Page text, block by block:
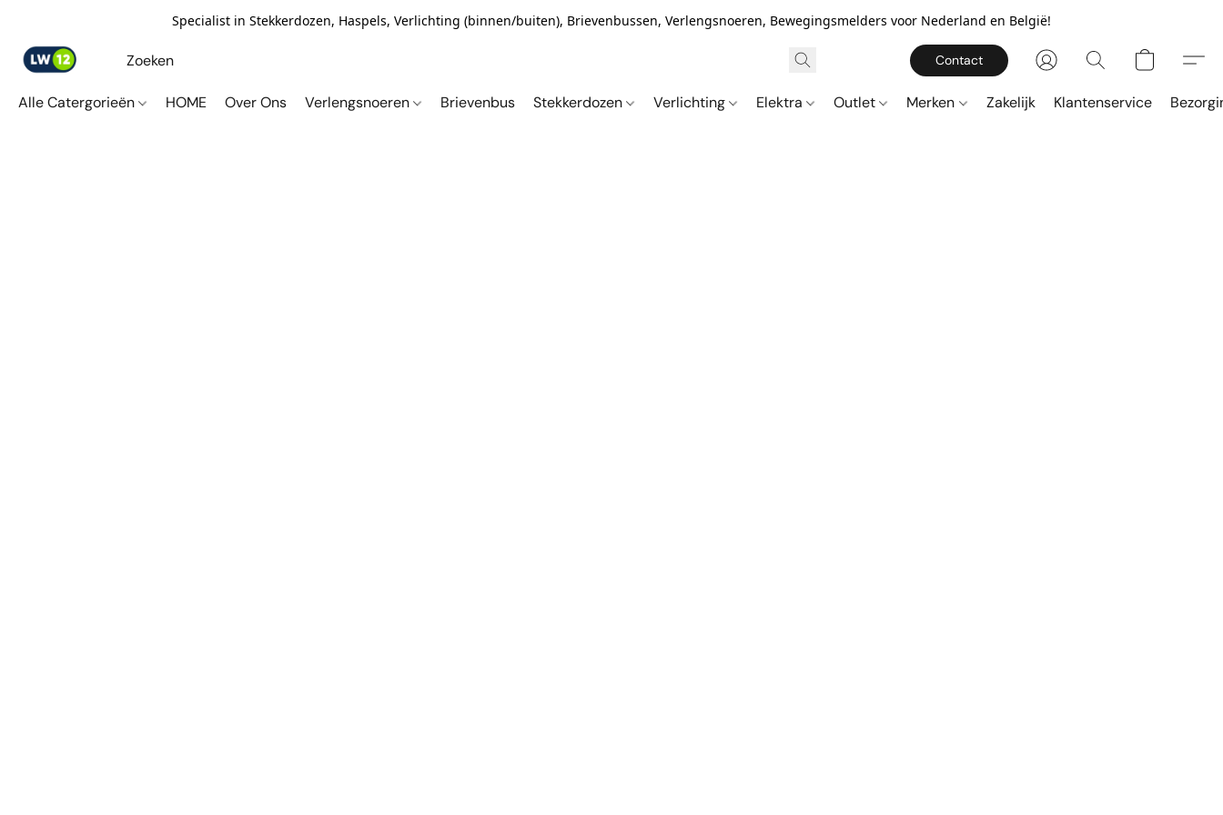
Specialist in Stekkerdozen, Haspels, Verlichting (binnen/buiten), Brievenbussen, Verlengsnoeren, Bewegingsmelders voor Nederland en België!
Contact
Alle Catergorieën HOME Over Ons Verlengsnoeren Brievenbus Stekkerdozen Verlichting Elektra Outlet Merken Zakelijk Klantenservice